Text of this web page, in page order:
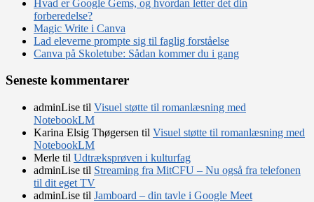
Hvad er Google Gems, og hvordan letter det din
forberedelse?
Magic Write i Canva
Lad eleverne prompte sig til faglig forståelse
Canva på Skoletube: Sådan kommer du i gang
Seneste kommentarer
adminLise til Visuel støtte til romanlæsning med
NotebookLM
Karina Elsig Thøgersen til Visuel støtte til romanlæsning med
NotebookLM
Merle til Udtræksprøven i kulturfag
adminLise til Streaming fra MitCFU – Nu også fra telefonen
til dit eget TV
adminLise til Jamboard – din tavle i Google Meet